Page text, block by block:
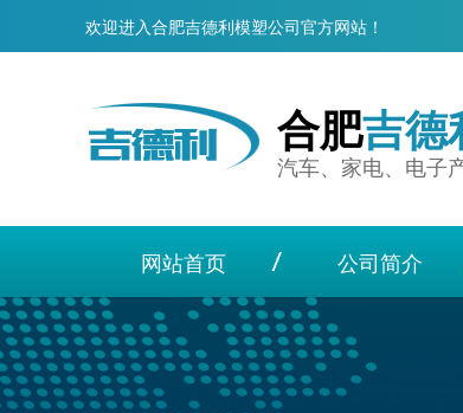
欢迎进入合肥吉德利模塑公司官方网站！
合肥吉德
汽车、家电、电子
网站首页 公司简介